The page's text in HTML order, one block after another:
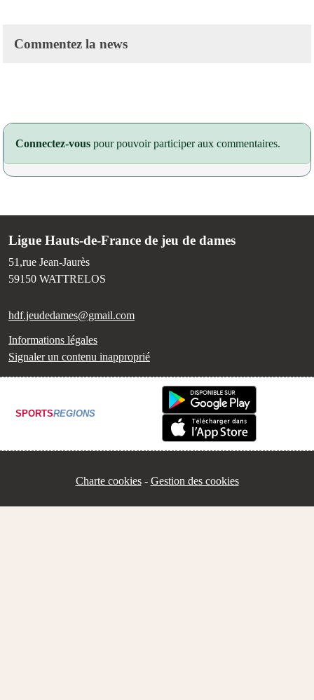
Commentez la news
Connectez-vous pour pouvoir participer aux commentaires.
Ligue Hauts-de-France de jeu de dames
51,rue Jean-Jaurès
59150 WATTRELOS
hdf.jeudedames@gmail.com
Informations légales
Signaler un contenu inapproprié
SPORTSREGIONS
Charte cookies Gestion des cookies